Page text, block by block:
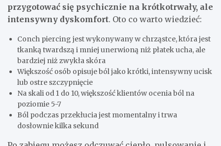
przygotować się psychicznie na krótkotrwały, ale
intensywny dyskomfort. Oto co warto wiedzieć:
Conch piercing jest wykonywany w chrząstce, która jest
tkanką twardszą i mniej unerwioną niż płatek ucha, ale
bardziej niż zwykła skóra
Większość osób opisuje ból jako krótki, intensywny ucisk
lub ostre szczypnięcie
Na skali od 1 do 10, większość klientów ocenia ból na
poziomie 5-7
Ból podczas przekłucia jest momentalny i trwa
dosłownie kilka sekund